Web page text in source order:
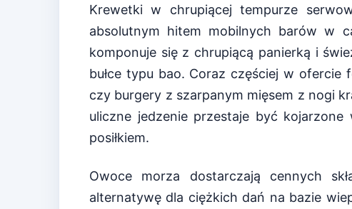
Krewetki w chrupiącej tempurze
absolutnym hitem mobilnych barów w
komponuje się z chrupiącą panierką i
bułce typu bao. Coraz częściej w
czy burgery z szarpanym mięsem z nogi
uliczne jedzenie przestaje być
posiłkiem.
Owoce morza dostarczają cennych
alternatywę dla ciężkich dań na bazie